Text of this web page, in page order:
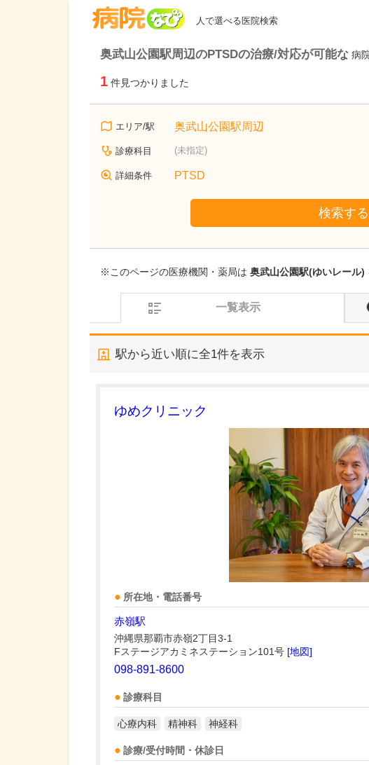
人で選べる医院検索
奥武山公園駅周辺のPTSDの治療/対応が可能な 病
1 件見つかりました
エリア/駅 奥武山公園駅周辺
診療科目 (未指定)
詳細条件 PTSD
検索する
※このページの医療機関・薬局は 奥武山公園駅(ゆいレール)
一覧表示
駅から近い順に全1件を表示
ゆめクリニック
所在地・電話番号
赤嶺駅
沖縄県那覇市赤嶺2丁目3-1
Fステージアカミネステーション101号 [地図]
098-891-8600
診療科目
心療内科 精神科 神経科
診療/受付時間・休診日